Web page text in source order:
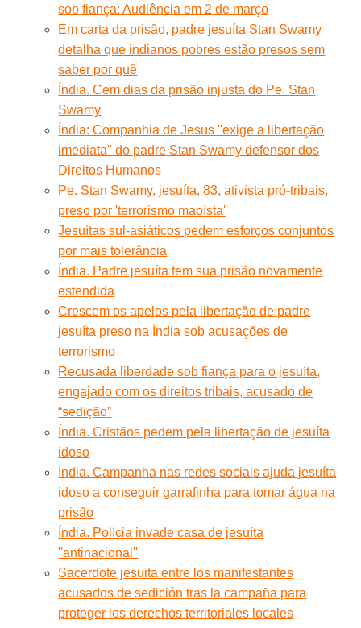
sob fiança: Audiência em 2 de março
Em carta da prisão, padre jesuíta Stan Swamy
detalha que indianos pobres estão presos sem
saber por quê
Índia. Cem dias da prisão injusta do Pe. Stan
Swamy
Índia: Companhia de Jesus "exige a libertação
imediata" do padre Stan Swamy defensor dos
Direitos Humanos
Pe. Stan Swamy, jesuíta, 83, ativista pró-tribais,
preso por 'terrorismo maoísta'
Jesuítas sul-asiáticos pedem esforços conjuntos
por mais tolerância
Índia. Padre jesuíta tem sua prisão novamente
estendida
Crescem os apelos pela libertação de padre
jesuíta preso na Índia sob acusações de
terrorismo
Recusada liberdade sob fiança para o jesuíta,
engajado com os direitos tribais, acusado de
“sedição”
Índia. Cristãos pedem pela libertação de jesuíta
idoso
Índia. Campanha nas redes sociais ajuda jesuíta
idoso a conseguir garrafinha para tomar água na
prisão
Índia. Polícia invade casa de jesuíta
''antinacional''
Sacerdote jesuita entre los manifestantes
acusados ​​de sedición tras la campaña para
proteger los derechos territoriales locales